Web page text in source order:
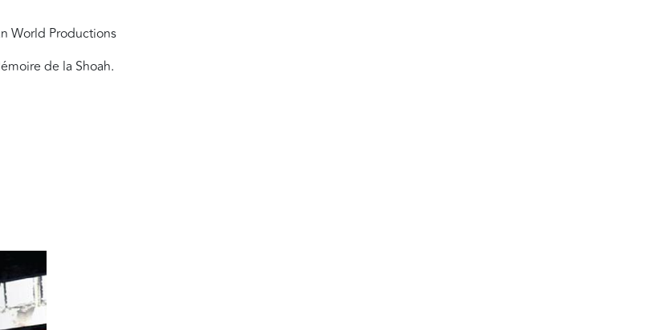
World Productions
de la Shoah.